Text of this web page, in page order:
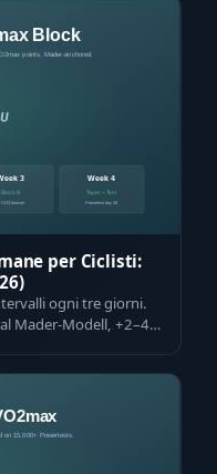
per Ciclisti:
ogni tre giorni.
Mader-Modell, +2–4